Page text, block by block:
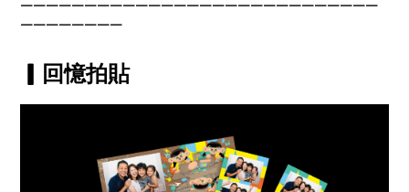
￣￣￣￣￣￣￣￣￣￣￣￣￣￣￣￣￣￣￣￣￣￣￣￣￣￣￣￣
￣￣￣￣￣￣￣￣
▎回憶拍貼